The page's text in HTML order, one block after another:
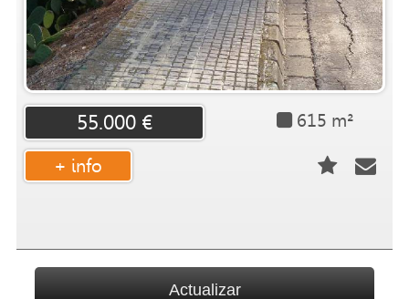
55.000 € 615 m²
+ info